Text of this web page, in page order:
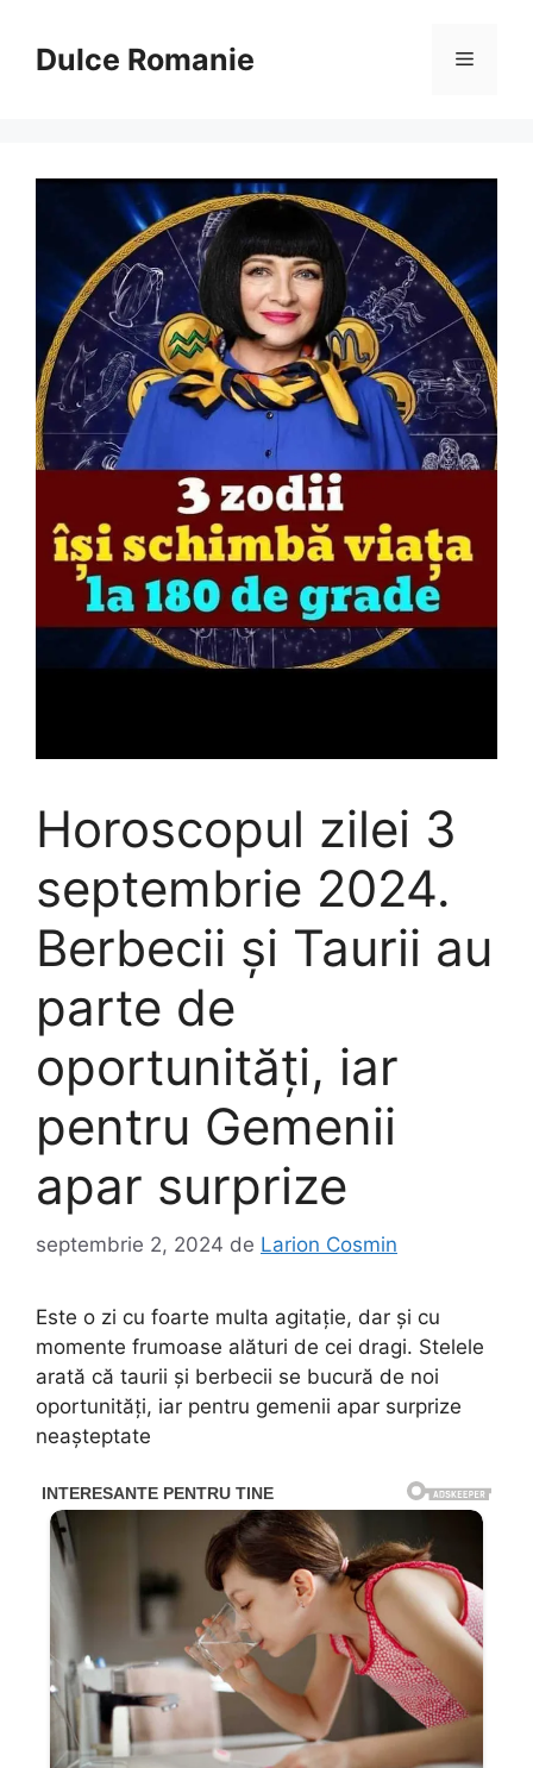
conținutDulce Romanie Meniu
Horoscopul zilei 3
septembrie 2024.
Berbecii și Taurii au
parte de
oportunități, iar
pentru Gemenii
apar surprize
septembrie 2, 2024 de Larion Cosmin
Este o zi cu foarte multa agitație, dar și cu
momente frumoase alături de cei dragi. Stelele
arată că taurii și berbecii se bucură de noi
oportunități, iar pentru gemenii apar surprize
neașteptate